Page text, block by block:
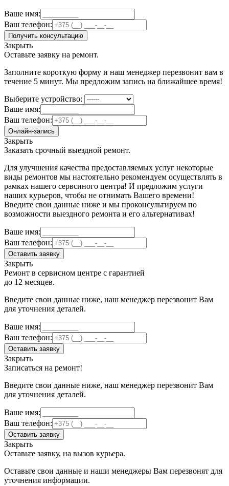
Ваше имя:
Ваш телефон:
Получить консультацию
Закрыть
Оставьте заявку на ремонт.
Заполните короткую форму и наш менеджер перезвонит вам в
течение 5 минут. Мы предложим запись на ближайшее время!
Выберите устройство:
Ваше имя:
Ваш телефон:
Онлайн-запись
Закрыть
Заказать срочный выездной ремонт.
Для улучшения качества предоставляемых услуг некоторые
виды ремонтов мы настоятельно рекомендуем осуществлять в
рамках нашего сервсиного центра! И предложим услуги
наших курьеров, чтобы не отнимать Вашего времени!
Введите свои данные ниже и мы проконсультируем по
возможности выездного ремонта и его альтернативах!
Ваше имя:
Ваш телефон:
Оставить заявку
Закрыть
Ремонт в сервисном центре с гарантией
до 12 месяцев.
Введите свои данные ниже, наш менеджер перезвонит Вам
для уточнения деталей.
Ваше имя:
Ваш телефон:
Оставить заявку
Закрыть
Записаться на ремонт!
Введите свои данные ниже, наш менеджер перезвонит Вам
для уточнения деталей.
Ваше имя:
Ваш телефон:
Оставить заявку
Закрыть
Оставьте заявку, на вызов курьера.
Оставьте свои данные и наши менеджеры Вам перезвонят для
уточнения информации.